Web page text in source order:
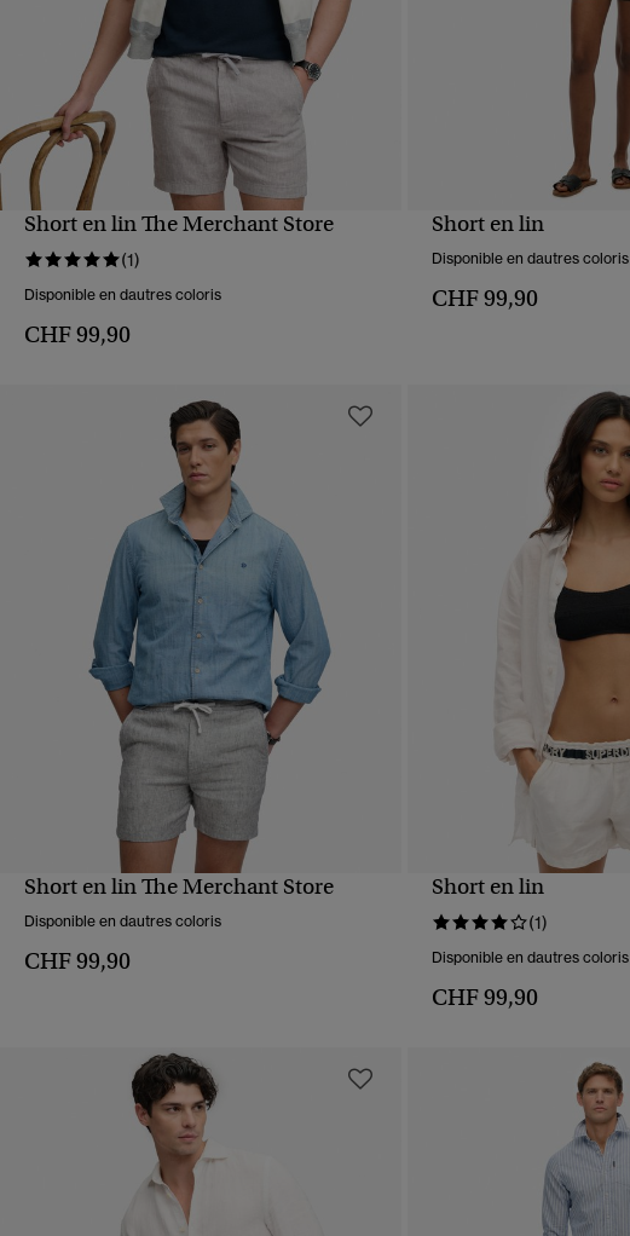
Short en lin The Merchant Store
(1)
Disponible en dautres coloris
CHF 99,90
Short en lin
Disponible en dautres coloris
CHF 99,90
Short en lin The Merchant Store
Disponible en dautres coloris
CHF 99,90
Short en lin
(1)
Disponible en dautres coloris
CHF 99,90